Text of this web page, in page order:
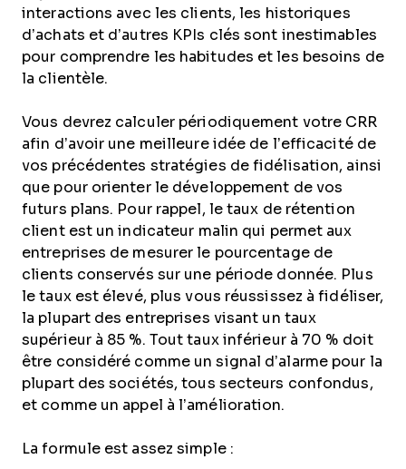
interactions avec les clients, les historiques
d’achats et d’autres KPIs clés sont inestimables
pour comprendre les habitudes et les besoins de
la clientèle.
Vous devrez calculer périodiquement votre CRR
afin d’avoir une meilleure idée de l’efficacité de
vos précédentes stratégies de fidélisation, ainsi
que pour orienter le développement de vos
futurs plans. Pour rappel, le taux de rétention
client est un indicateur malin qui permet aux
entreprises de mesurer le pourcentage de
clients conservés sur une période donnée. Plus
le taux est élevé, plus vous réussissez à fidéliser,
la plupart des entreprises visant un taux
supérieur à 85 %. Tout taux inférieur à 70 % doit
être considéré comme un signal d’alarme pour la
plupart des sociétés, tous secteurs confondus,
et comme un appel à l’amélioration.
La formule est assez simple :